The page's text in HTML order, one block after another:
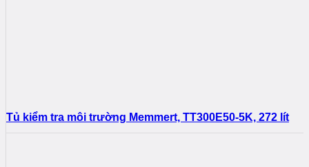
Tủ kiểm tra môi trường Memmert, TT300E50-5K, 272 lít